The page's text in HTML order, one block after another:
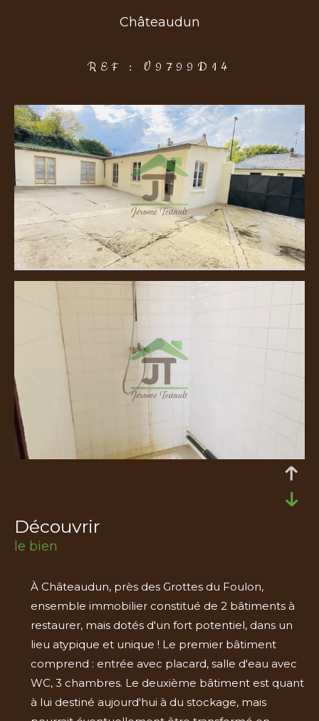
Châteaudun
REF : V9799D14
découvrir
le bien
À Châteaudun, près des Grottes du Foulon,
ensemble immobilier constitué de 2 bâtiments à
restaurer, mais dotés d'un fort potentiel, dans un
lieu atypique et unique ! Le premier bâtiment
comprend : entrée avec placard, salle d'eau avec
WC, 3 chambres. Le deuxième bâtiment est quant
à lui destiné aujourd'hui à du stockage, mais